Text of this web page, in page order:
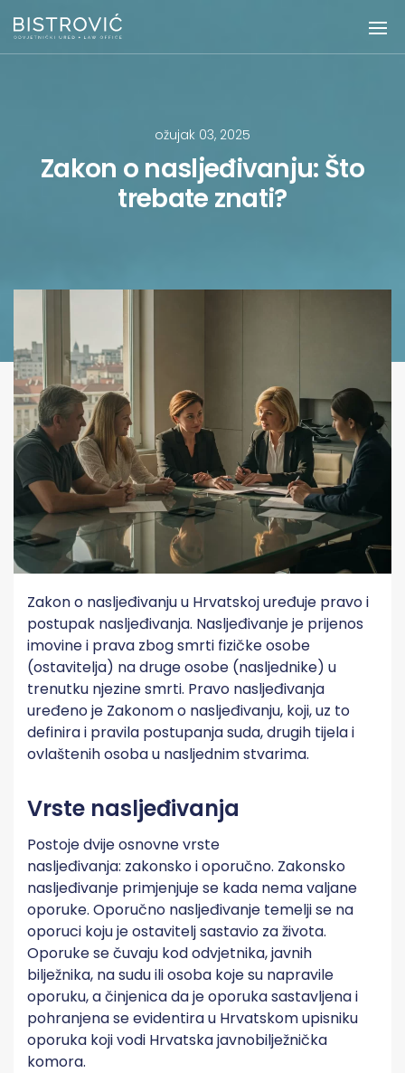
ožujak 03, 2025
Zakon o nasljeđivanju: Što
trebate znati?
Zakon o nasljeđivanju u Hrvatskoj uređuje pravo i
postupak nasljeđivanja. Nasljeđivanje je prijenos
imovine i prava zbog smrti fizičke osobe
(ostavitelja) na druge osobe (nasljednike) u
trenutku njezine smrti. Pravo nasljeđivanja
uređeno je Zakonom o nasljeđivanju, koji, uz to
definira i pravila postupanja suda, drugih tijela i
ovlaštenih osoba u nasljednim stvarima.
Vrste nasljeđivanja
Postoje dvije osnovne vrste
nasljeđivanja: zakonsko i oporučno. Zakonsko
nasljeđivanje primjenjuje se kada nema valjane
oporuke. Oporučno nasljeđivanje temelji se na
oporuci koju je ostavitelj sastavio za života.
Oporuke se čuvaju kod odvjetnika, javnih
bilježnika, na sudu ili osoba koje su napravile
oporuku, a činjenica da je oporuka sastavljena i
pohranjena se evidentira u Hrvatskom upisniku
oporuka koji vodi Hrvatska javnobilježnička
komora.